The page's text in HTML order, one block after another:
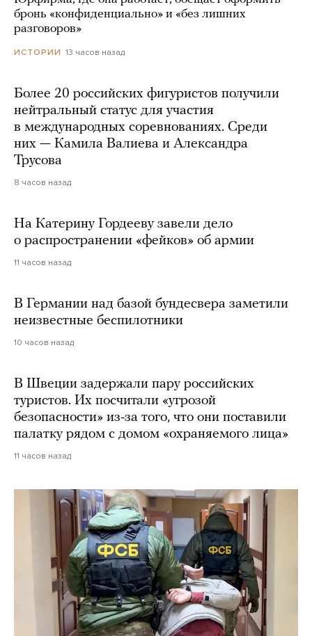
бронь «конфиденциально» и «без лишних
разговоров»
ИСТОРИИ 13 часов назад
Более 20 российских фигуристов получили
нейтральный статус для участия
в международных соревнованиях. Среди
них — Камила Валиева и Александра
Трусова
8 часов назад
На Катерину Гордееву завели дело
о распространении «фейков» об армии
11 часов назад
В Германии над базой бундесвера заметили
неизвестные беспилотники
10 часов назад
В Швеции задержали пару российских
туристов. Их посчитали «угрозой
безопасности» из-за того, что они поставили
палатку рядом с домом «охраняемого лица»
11 часов назад